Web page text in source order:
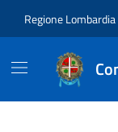
Regione Lombardia